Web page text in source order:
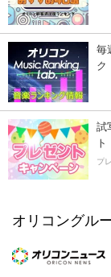
毎
ク
試
ト
プ
オリコングル